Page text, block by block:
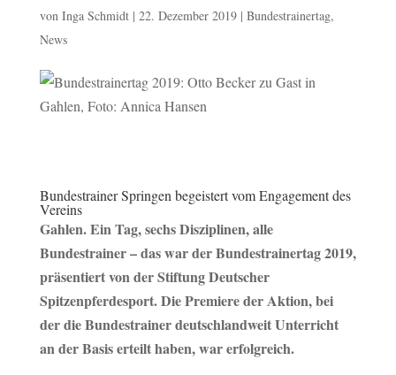
von Inga Schmidt| 22. Dezember 2019| Bundestrainertag,
News
Bundestrainer Springen begeistert vom Engagement des
Vereins
Gahlen. Ein Tag, sechs Disziplinen, alle
Bundestrainer – das war der Bundestrainertag 2019,
präsentiert von der Stiftung Deutscher
Spitzenpferdesport. Die Premiere der Aktion, bei
der die Bundestrainer deutschlandweit Unterricht
an der Basis erteilt haben, war erfolgreich.